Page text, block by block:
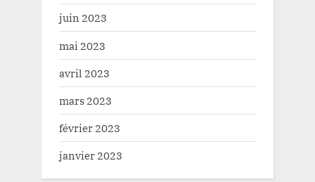
juin 2023
mai 2023
avril 2023
mars 2023
février 2023
janvier 2023